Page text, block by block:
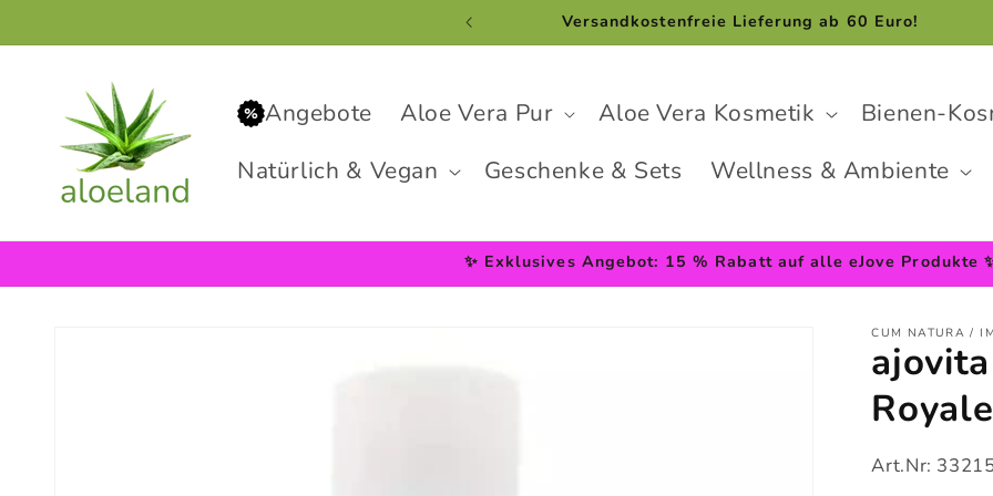
Inhalt
Versandkostenfreie Lieferung ab 60 Euro!
Angebote Aloe Vera Pur Aloe Vera Kosmetik
Bienen-
Natürlich & Vegan
Geschenke & Sets Wellness & Ambiente
✨ Exklusives Angebot: 15 % Rabatt auf alle eJove Produkte
CUM NATURA /
Art.Nr: